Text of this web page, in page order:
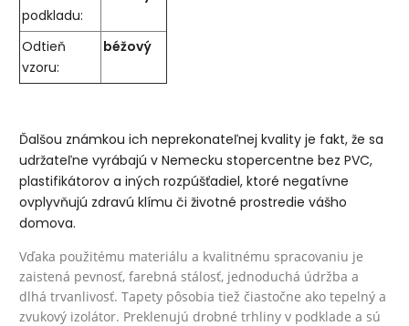
podkladu:
Odtieň
vzoru:
béžový
Ďalšou známkou ich neprekonateľnej kvality je fakt, že sa
udržateľne vyrábajú v Nemecku stopercentne bez PVC,
plastifikátorov a iných rozpúšťadiel, ktoré negatívne
ovplyvňujú zdravú klímu či životné prostredie vášho
domova.
Vďaka použitému materiálu a kvalitnému spracovaniu je
zaistená pevnosť, farebná stálosť, jednoduchá údržba a
dlhá trvanlivosť. Tapety pôsobia tiež čiastočne ako tepelný a
zvukový izolátor. Preklenujú drobné trhliny v podklade a sú